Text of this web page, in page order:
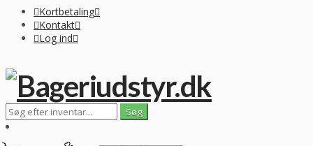
Kortbetaling
Kontakt
Log ind